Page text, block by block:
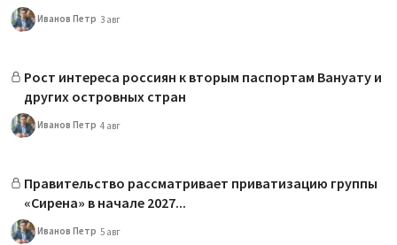
Иванов Петр 3 авг
Рост интереса россиян к вторым паспортам Вануату и
других островных стран
Иванов Петр 4 авг
Правительство рассматривает приватизацию группы
«Сирена» в начале 2027...
Иванов Петр 5 авг